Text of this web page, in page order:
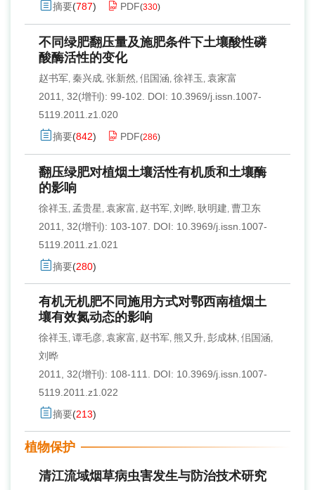
摘要(787) PDF(330)
不同绿肥翻压量及施肥条件下土壤酸性磷
酸酶活性的变化
赵书军, 秦兴成, 张新然, 佀国涵, 徐祥玉 , 袁家富
2011, 32(增刊): 99-102.
DOI: 10.3969/j.issn.1007-
5119.2011.z1.020
摘要(842) PDF(286)
翻压绿肥对植烟土壤活性有机质和土壤酶
的影响
徐祥玉 , 孟贵星, 袁家富, 赵书军, 刘晔, 耿明建, 曹卫东
2011, 32(增刊): 103-107.
DOI: 10.3969/j.issn.1007-
5119.2011.z1.021
摘要(280)
有机无机肥不同施用方式对鄂西南植烟土
壤有效氮动态的影响
徐祥玉 , 谭毛彦, 袁家富, 赵书军, 熊又升, 彭成林, 佀国涵,
刘晔
2011, 32(增刊): 108-111.
DOI: 10.3969/j.issn.1007-
5119.2011.z1.022
摘要(213)
植物保护
清江流域烟草病虫害发生与防治技术研究